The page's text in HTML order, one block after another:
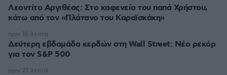
Λεοντίτο Αργιθέας: Στο καφενείο του παπά Χρήστου,
κάτω από τον «Πλάτανο του Καραϊσκάκη»
Δεύτερη εβδομάδα κερδών στη Wall Street: Νέο ρεκόρ
για τον S&P 500
πριν 16 λεπτά
πριν 21 λεπτά